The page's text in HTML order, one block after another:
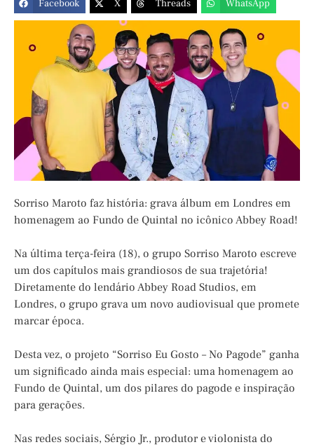
Facebook X Threads WhatsApp
Sorriso Maroto faz história: grava álbum em Londres em
homenagem ao Fundo de Quintal no icônico Abbey Road!
Na última terça-feira (18), o grupo Sorriso Maroto escreve
um dos capítulos mais grandiosos de sua trajetória!
Diretamente do lendário Abbey Road Studios, em
Londres, o grupo grava um novo audiovisual que promete
marcar época.
Desta vez, o projeto “Sorriso Eu Gosto – No Pagode” ganha
um significado ainda mais especial: uma homenagem ao
Fundo de Quintal, um dos pilares do pagode e inspiração
para gerações.
Nas redes sociais, Sérgio Jr., produtor e violonista do